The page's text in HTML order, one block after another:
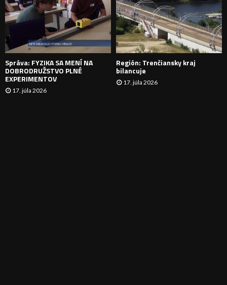
N
I
E
Správa: FYZIKA SA MENÍ NA
DOBRODRUŽSTVO PLNÉ
EXPERIMENTOV
17. júla 2026
Región: Trenčiansky kraj
bilancuje
17. júla 2026